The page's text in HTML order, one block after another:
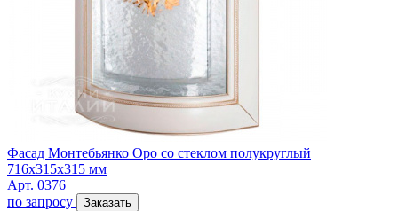
Фасад Монтебьянко Оро со стеклом полукруглый
716х315х315 мм
Арт. 0376
по запросу
Заказать